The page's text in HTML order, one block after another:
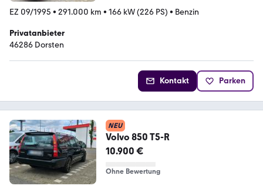
EZ 09/1995 • 291.000 km • 166 kW (226 PS) • Benzin
Privatanbieter
46286 Dorsten
Kontakt Parken
NEU
Volvo 850 T5-R
10.900 €
Ohne Bewertung